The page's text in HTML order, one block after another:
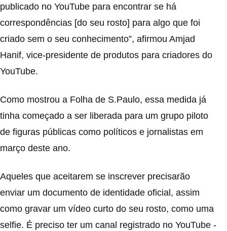
publicado no YouTube para encontrar se há
correspondências [do seu rosto] para algo que foi
criado sem o seu conhecimento”, afirmou Amjad
Hanif, vice-presidente de produtos para criadores do
YouTube.
Como mostrou a Folha de S.Paulo, essa medida já
tinha começado a ser liberada para um grupo piloto
de figuras públicas como políticos e jornalistas em
março deste ano.
Aqueles que aceitarem se inscrever precisarão
enviar um documento de identidade oficial, assim
como gravar um vídeo curto do seu rosto, como uma
selfie. É preciso ter um canal registrado no YouTube -